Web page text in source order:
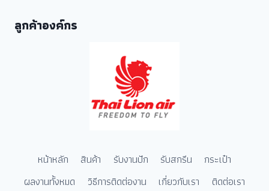
ลูกค้าองค์กร
หน้าหลัก สินค้า รับงานปัก รับสกรีน
กระเป๋า
ผลงานทั้งหมด
วิธีการติดต่องาน เกี่ยวกับเรา ติดต่อเรา